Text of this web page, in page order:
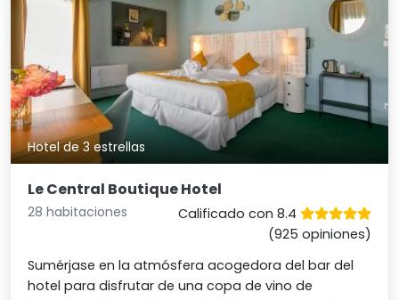
Hotel de 3 estrellas
Le Central Boutique Hotel
28 habitaciones
Calificado con 8.4
(925 opiniones)
Sumérjase en la atmósfera acogedora del bar del
hotel para disfrutar de una copa de vino de